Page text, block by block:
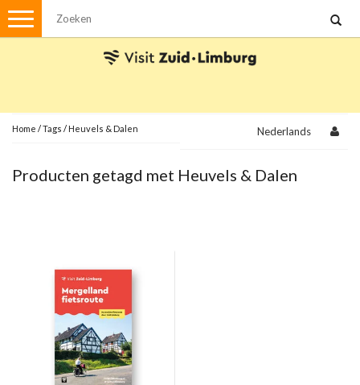
Menu
Met de auto
Visvergunningen
Spellen
Streekpakketten
Kerstpakketten
Ansichtkaarten
Home /Tags / Heuvels & Dalen Nederlands
Producten getagd met Heuvels & Dalen